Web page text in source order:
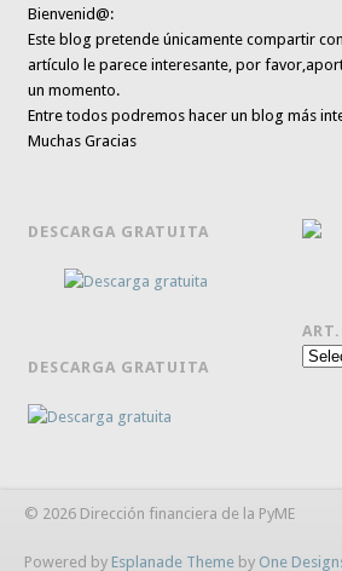
Bienvenid@:
Este blog pretende únicamentecompartir
artículo le parece interesante,por
un momento.
Entre todos podremos hacer un blog más
Muchas Gracias
DESCARGA GRATUITA
DESCARGA GRATUITA
© 2026 Dirección financiera de la PyME
Powered by Esplanade Theme by One